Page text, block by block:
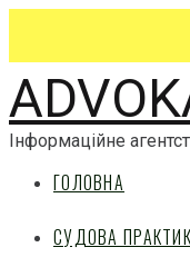
Інформаційне
ГОЛОВНА
СУДОВА